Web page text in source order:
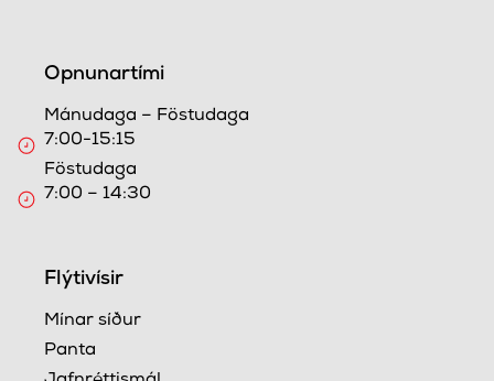
Opnunartími
Mánudaga – Föstudaga
7:00-15:15
Föstudaga
7:00 – 14:30
Flýtivísir
Mínar síður
Panta